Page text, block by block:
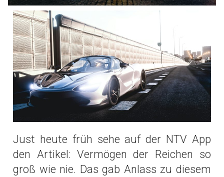
Just heute früh sehe auf der NTV App
den Artikel: Vermögen der Reichen so
groß wie nie. Das gab Anlass zu diesem